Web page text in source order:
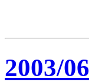
2003/